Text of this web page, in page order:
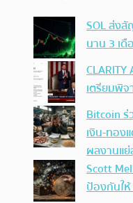
SOL ส่ง
นาน 3 เดื
เตรียมพิ
Bitcoin
เงิน-ทอง
ผลงานแ
Scott
ป้องกันให้